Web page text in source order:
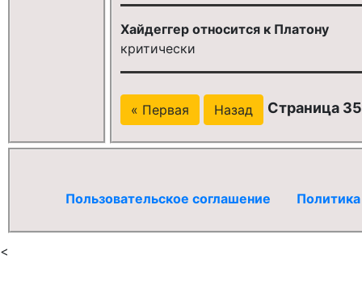
Хайдеггер относится к Платону
критически
« Первая Назад Страница
Пользовательское соглашение
<